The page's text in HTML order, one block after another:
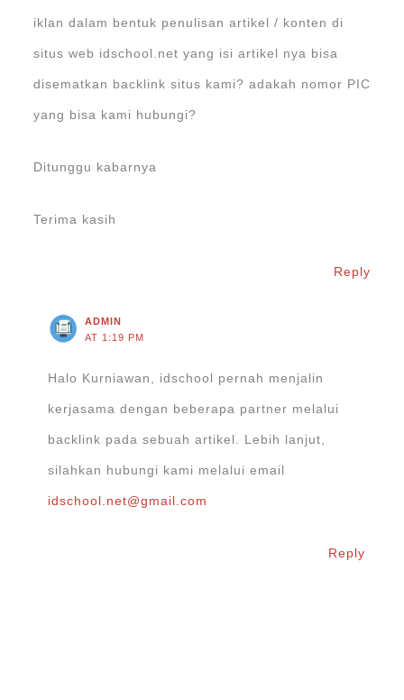
iklan dalam bentuk penulisan artikel / konten di
situs web idschool.net yang isi artikel nya bisa
disematkan backlink situs kami? adakah nomor PIC
yang bisa kami hubungi?
Ditunggu kabarnya
Terima kasih
Reply
ADMIN
AT 1:19 PM
Halo Kurniawan, idschool pernah menjalin
kerjasama dengan beberapa partner melalui
backlink pada sebuah artikel. Lebih lanjut,
silahkan hubungi kami melalui email
idschool.net@gmail.com
Reply